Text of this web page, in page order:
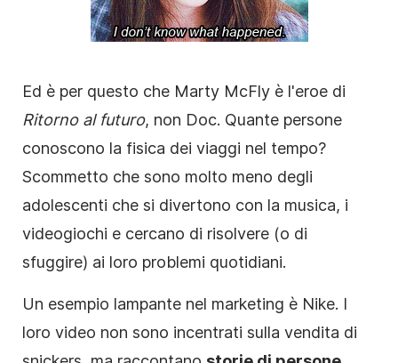
Ed è per questo che Marty McFly è l'eroe di
Ritorno al futuro, non Doc. Quante persone
conoscono la fisica dei viaggi nel tempo?
Scommetto che sono molto meno degli
adolescenti che si divertono con la musica, i
videogiochi e cercano di risolvere (o di
sfuggire) ai loro problemi quotidiani.
Un esempio lampante nel marketing è Nike. I
loro video non sono incentrati sulla vendita di